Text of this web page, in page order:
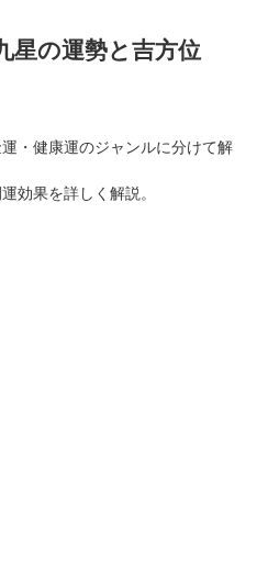
星の運勢と吉方位
・健康運のジャンルに分けて解
効果を詳しく解説。